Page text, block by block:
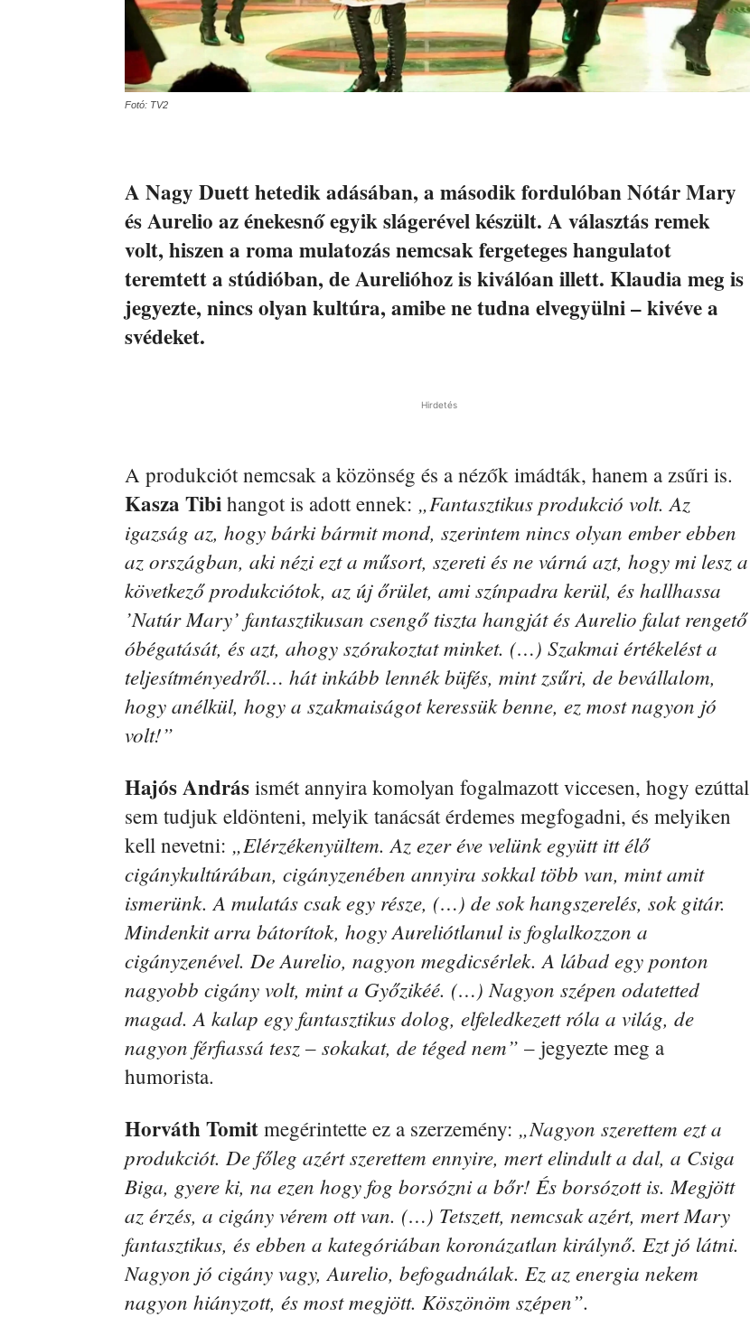
Fotó: TV2
A Nagy Duett hetedik adásában, a második fordulóban Nótár Mary
és Aurelio az énekesnő egyik slágerével készült. A választás remek
volt, hiszen a roma mulatozás nemcsak fergeteges hangulatot
teremtett a stúdióban, de Aurelióhoz is kiválóan illett. Klaudia meg is
jegyezte, nincs olyan kultúra, amibe ne tudna elvegyülni – kivéve a
svédeket.
Hirdetés
A produkciót nemcsak a közönség és a nézők imádták, hanem a zsűri is.
Kasza Tibi hangot is adott ennek: „Fantasztikus produkció volt. Az
igazság az, hogy bárki bármit mond, szerintem nincs olyan ember ebben
az országban, aki nézi ezt a műsort, szereti és ne várná azt, hogy mi lesz a
következő produkciótok, az új őrület, ami színpadra kerül, és hallhassa
’Natúr Mary’ fantasztikusan csengő tiszta hangját és Aurelio falat rengető
óbégatását, és azt, ahogy szórakoztat minket. (…) Szakmai értékelést a
teljesítményedről… hát inkább lennék büfés, mint zsűri, de bevállalom,
hogy anélkül, hogy a szakmaiságot keressük benne, ez most nagyon jó
volt!”
Hajós András ismét annyira komolyan fogalmazott viccesen, hogy ezúttal
sem tudjuk eldönteni, melyik tanácsát érdemes megfogadni, és melyiken
kell nevetni: „Elérzékenyültem. Az ezer éve velünk együtt itt élő
cigánykultúrában, cigányzenében annyira sokkal több van, mint amit
ismerünk. A mulatás csak egy része, (…) de sok hangszerelés, sok gitár.
Mindenkit arra bátorítok, hogy Aureliótlanul is foglalkozzon a
cigányzenével. De Aurelio, nagyon megdicsérlek. A lábad egy ponton
nagyobb cigány volt, mint a Győzikéé. (…) Nagyon szépen odatetted
magad. A kalap egy fantasztikus dolog, elfeledkezett róla a világ, de
nagyon férfiassá tesz – sokakat, de téged nem” – jegyezte meg a
humorista.
Horváth Tomit megérintette ez a szerzemény: „Nagyon szerettem ezt a
produkciót. De főleg azért szerettem ennyire, mert elindult a dal, a Csiga
Biga, gyere ki, na ezen hogy fog borsózni a bőr! És borsózott is. Megjött
az érzés, a cigány vérem ott van. (…) Tetszett, nemcsak azért, mert Mary
fantasztikus, és ebben a kategóriában koronázatlan királynő. Ezt jó látni.
Nagyon jó cigány vagy, Aurelio, befogadnálak. Ez az energia nekem
nagyon hiányzott, és most megjött. Köszönöm szépen”.